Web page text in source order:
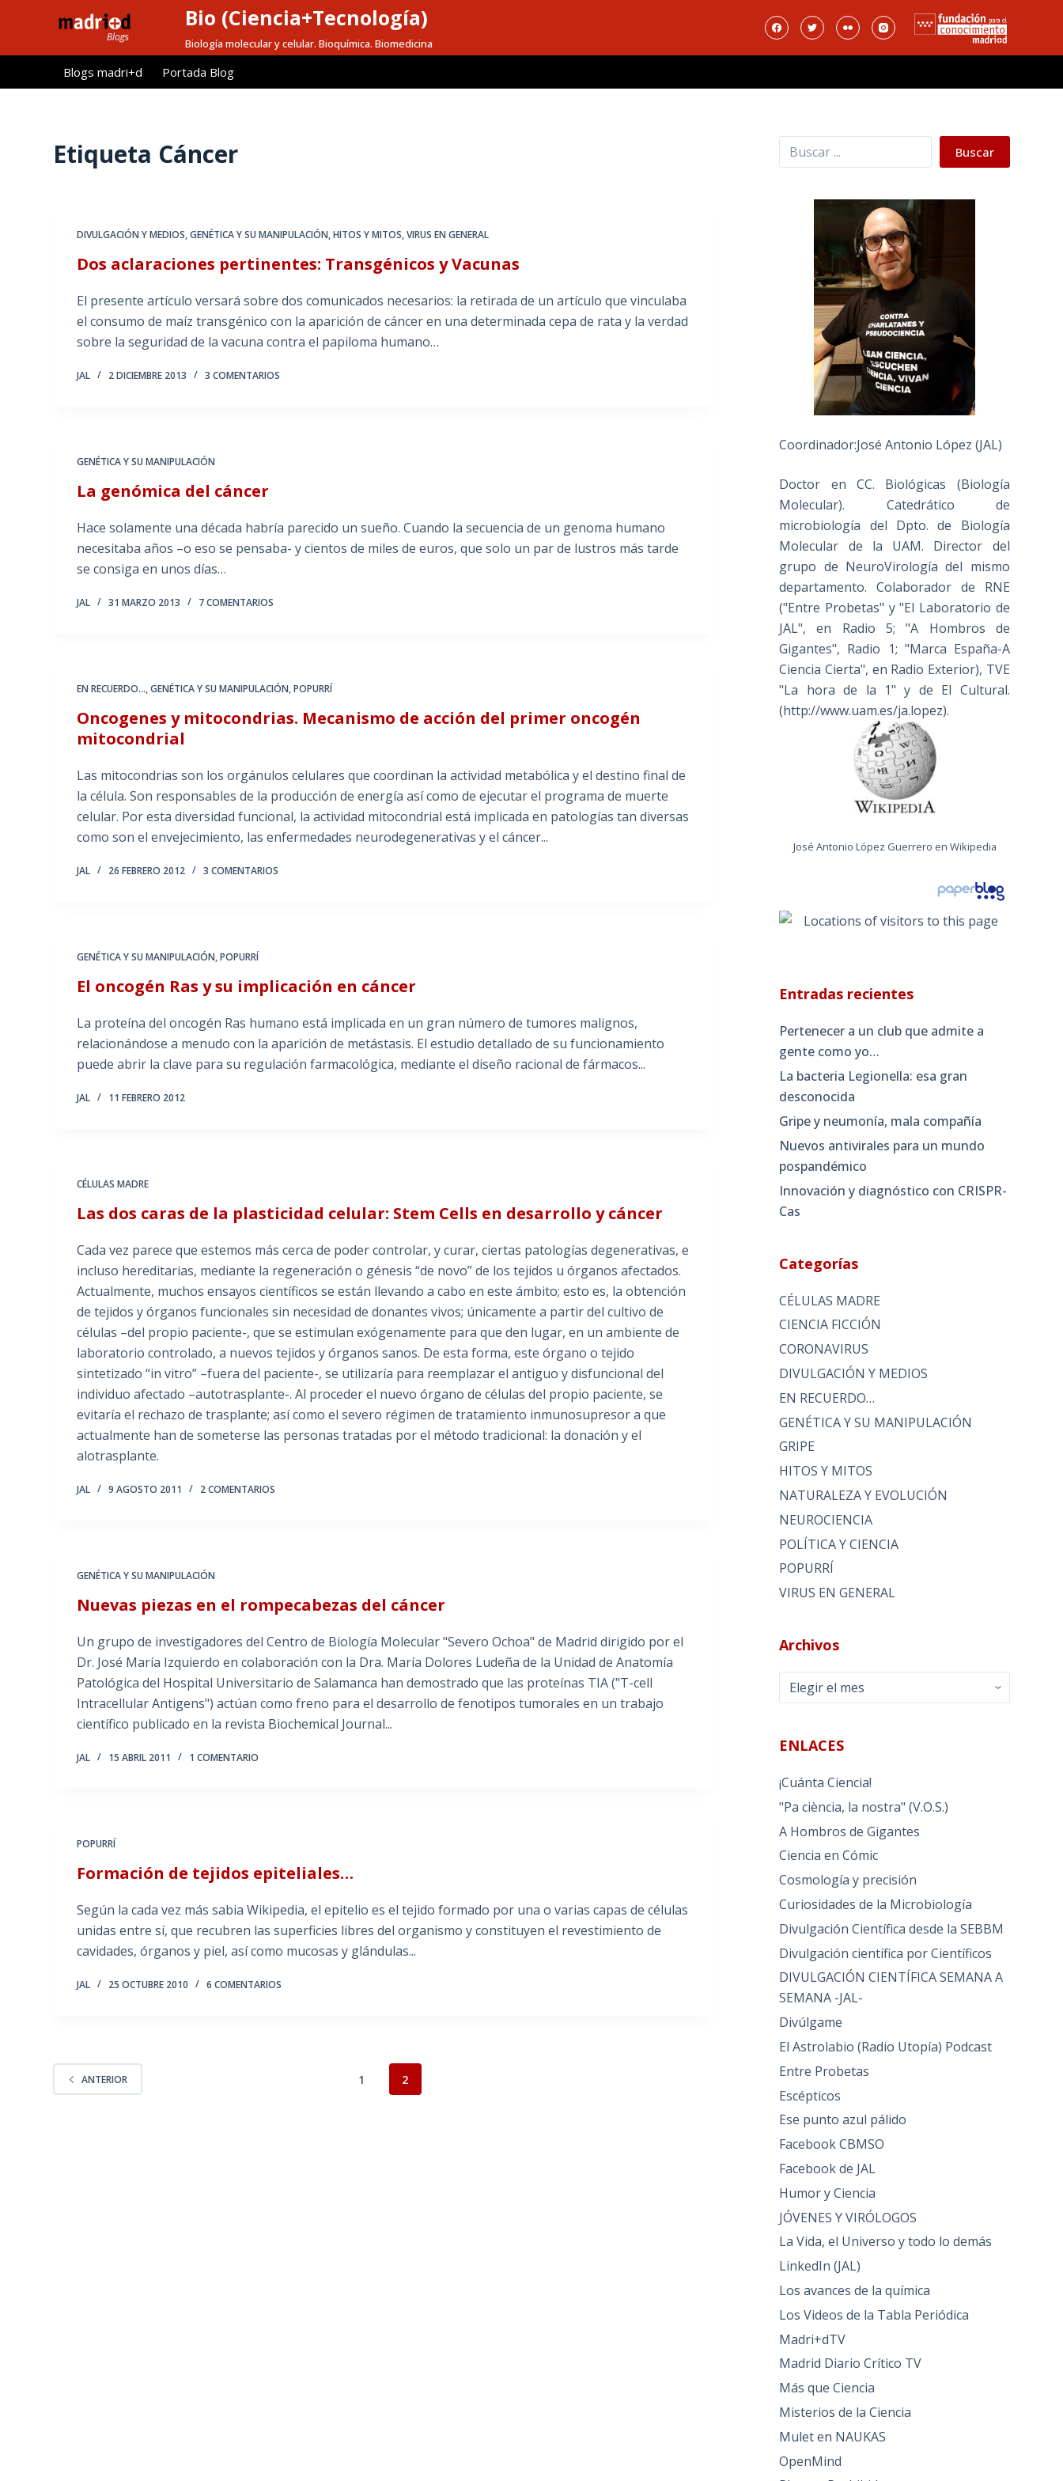
l
Bio (Ciencia+Tecnología)
Biología molecular y celular. Bioquímica. Biomedicina
Blogs madri+d Portada Blog
Etiqueta Cáncer
DIVULGACIÓN Y MEDIOS,GENÉTICA Y SU MANIPULACIÓN,HITOS Y MITOS,VIRUS EN GENERAL
Dos aclaraciones pertinentes: Transgénicos y Vacunas
El presente artículo versará sobre dos comunicados necesarios: la retirada de un artículo que vinculaba
el consumo de maíz transgénico con la aparición de cáncer en una determinada cepa de rata y la verdad
sobre la seguridad de la vacuna contra el papiloma humano…
JAL 2 DICIEMBRE 2013 3 COMENTARIOS
GENÉTICA Y SU MANIPULACIÓN
La genómica del cáncer
Hace solamente una década habría parecido un sueño. Cuando la secuencia de un genoma humano
necesitaba años –o eso se pensaba- y cientos de miles de euros, que solo un par de lustros más tarde
se consiga en unos días…
JAL 31 MARZO 2013 7 COMENTARIOS
EN RECUERDO...,GENÉTICA Y SU MANIPULACIÓN,POPURRÍ
Oncogenes y mitocondrias. Mecanismo de acción del primer oncogén
mitocondrial
Las mitocondrias son los orgánulos celulares que coordinan la actividad metabólica y el destino final de
la célula. Son responsables de la producción de energía así como de ejecutar el programa de muerte
celular. Por esta diversidad funcional, la actividad mitocondrial está implicada en patologías tan diversas
como son el envejecimiento, las enfermedades neurodegenerativas y el cáncer...
JAL 26 FEBRERO 2012 3 COMENTARIOS
GENÉTICA Y SU MANIPULACIÓN,POPURRÍ
El oncogén Ras y su implicación en cáncer
La proteína del oncogén Ras humano está implicada en un gran número de tumores malignos,
relacionándose a menudo con la aparición de metástasis. El estudio detallado de su funcionamiento
puede abrir la clave para su regulación farmacológica, mediante el diseño racional de fármacos...
JAL 11 FEBRERO 2012
CÉLULAS MADRE
Las dos caras de la plasticidad celular: Stem Cells en desarrollo y cáncer
Cada vez parece que estemos más cerca de poder controlar, y curar, ciertas patologías degenerativas, e
incluso hereditarias, mediante la regeneración o génesis “de novo” de los tejidos u órganos afectados.
Actualmente, muchos ensayos científicos se están llevando a cabo en este ámbito; esto es, la obtención
de tejidos y órganos funcionales sin necesidad de donantes vivos; únicamente a partir del cultivo de
células –del propio paciente-, que se estimulan exógenamente para que den lugar, en un ambiente de
laboratorio controlado, a nuevos tejidos y órganos sanos. De esta forma, este órgano o tejido
sintetizado “in vitro” –fuera del paciente-, se utilizaría para reemplazar el antiguo y disfuncional del
individuo afectado –autotrasplante-. Al proceder el nuevo órgano de células del propio paciente, se
evitaría el rechazo de trasplante; así como el severo régimen de tratamiento inmunosupresor a que
actualmente han de someterse las personas tratadas por el método tradicional: la donación y el
alotrasplante.
JAL 9 AGOSTO 2011 2 COMENTARIOS
GENÉTICA Y SU MANIPULACIÓN
Nuevas piezas en el rompecabezas del cáncer
Un grupo de investigadores del Centro de Biología Molecular "Severo Ochoa" de Madrid dirigido por el
Dr. José María Izquierdo en colaboración con la Dra. María Dolores Ludeña de la Unidad de Anatomía
Patológica del Hospital Universitario de Salamanca han demostrado que las proteínas TIA ("T-cell
Intracellular Antigens") actúan como freno para el desarrollo de fenotipos tumorales en un trabajo
científico publicado en la revista Biochemical Journal...
JAL 15 ABRIL 2011 1 COMENTARIO
POPURRÍ
Formación de tejidos epiteliales…
Según la cada vez más sabia Wikipedia, el epitelio es el tejido formado por una o varias capas de células
unidas entre sí, que recubren las superficies libres del organismo y constituyen el revestimiento de
cavidades, órganos y piel, así como mucosas y glándulas...
JAL 25 OCTUBRE 2010 6 COMENTARIOS
ANTERIOR 1 2
Buscar Buscar
Coordinador:José Antonio López (JAL)
Doctor en CC. Biológicas (Biología
Molecular). Catedrático de
microbiología del Dpto. de Biología
Molecular de la UAM. Director del
grupo de NeuroVirología del mismo
departamento. Colaborador de RNE
("Entre Probetas" y "El Laboratorio de
JAL", en Radio 5; "A Hombros de
Gigantes", Radio 1; "Marca España-A
Ciencia Cierta", en Radio Exterior), TVE
"La hora de la 1" y de El Cultural.
(http://www.uam.es/ja.lopez).
José Antonio López Guerrero en Wikipedia
Entradas recientes
Pertenecer a un club que admite a
gente como yo…
La bacteria Legionella: esa gran
desconocida
Gripe y neumonía, mala compañía
Nuevos antivirales para un mundo
pospandémico
Innovación y diagnóstico con CRISPR-
Cas
Categorías
CÉLULAS MADRE
CIENCIA FICCIÓN
CORONAVIRUS
DIVULGACIÓN Y MEDIOS
EN RECUERDO…
GENÉTICA Y SU MANIPULACIÓN
GRIPE
HITOS Y MITOS
NATURALEZA Y EVOLUCIÓN
NEUROCIENCIA
POLÍTICA Y CIENCIA
POPURRÍ
VIRUS EN GENERAL
Archivos
Archivos
ENLACES
¡Cuánta Ciencia!
"Pa ciència, la nostra" (V.O.S.)
A Hombros de Gigantes
Ciencia en Cómic
Cosmología y precisión
Curiosidades de la Microbiología
Divulgación Científica desde la SEBBM
Divulgación científica por Científicos
DIVULGACIÓN CIENTÍFICA SEMANA A
SEMANA -JAL-
Divúlgame
El Astrolabio (Radio Utopía) Podcast
Entre Probetas
Escépticos
Ese punto azul pálido
Facebook CBMSO
Facebook de JAL
Humor y Ciencia
JÓVENES Y VIRÓLOGOS
La Vida, el Universo y todo lo demás
LinkedIn (JAL)
Los avances de la química
Los Videos de la Tabla Periódica
Madri+dTV
Madrid Diario Crítico TV
Más que Ciencia
Misterios de la Ciencia
Mulet en NAUKAS
OpenMind